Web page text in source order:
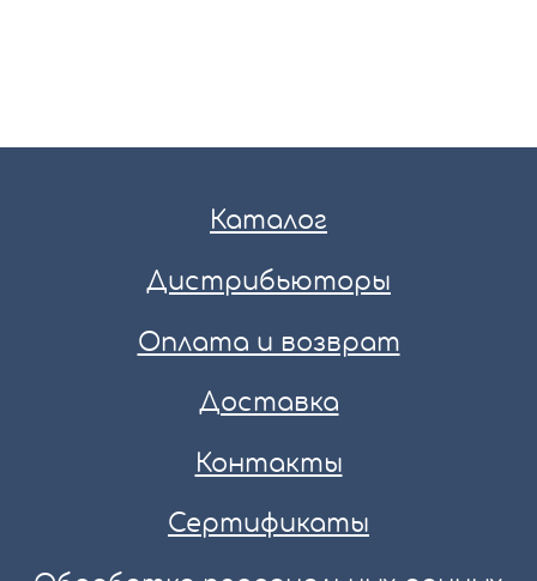
Каталог
Дистрибьюторы
Оплата и возврат
Доставка
Контакты
Сертификаты